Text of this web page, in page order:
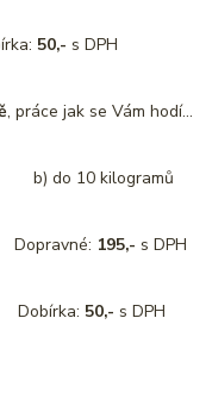
50,- s DPH
, práce jak se Vám hodí...
10 kilogramů
195,- s DPH
50,- s DPH